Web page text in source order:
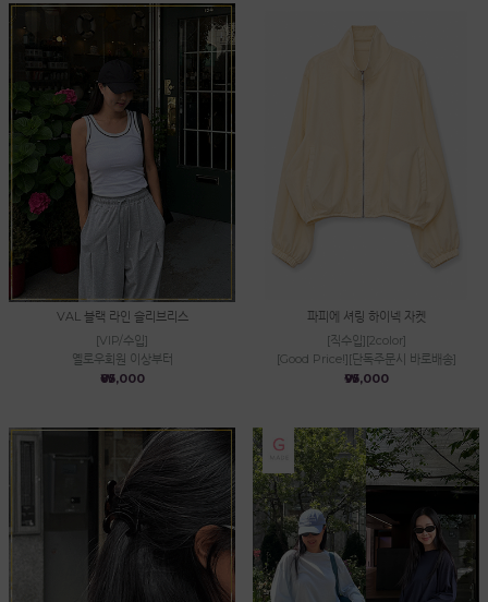
VAL 블랙 라인 슬리브리스
[VIP/수입]
옐로우회원 이상부터
₩85,000
파피에 셔링 하이넥 자켓
[직수입][2color]
[Good Price!][단독주문시 바로배송]
₩95,000